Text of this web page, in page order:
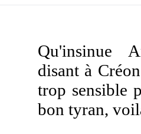
Qu'insinue
disant à
trop sensible
bon tyran,